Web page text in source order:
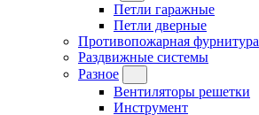
Петли гаражные
Петли дверные
Противопожарная фурнитура
Раздвижные системы
Разное
Вентиляторы решетки
Инструмент